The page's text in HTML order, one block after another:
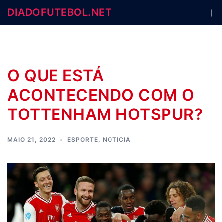
to
content
DIADOFUTEBOL.NET
O QUE ESTÁ
ACONTECENDO COM O
TOTTENHAM HOTSPUR?
MAIO 21, 2022 ESPORTE, NOTICIA